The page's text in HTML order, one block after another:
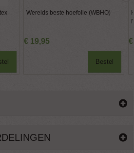
Werelds beste hoefolie (WBHO)
€ 19,95
Bestel
€